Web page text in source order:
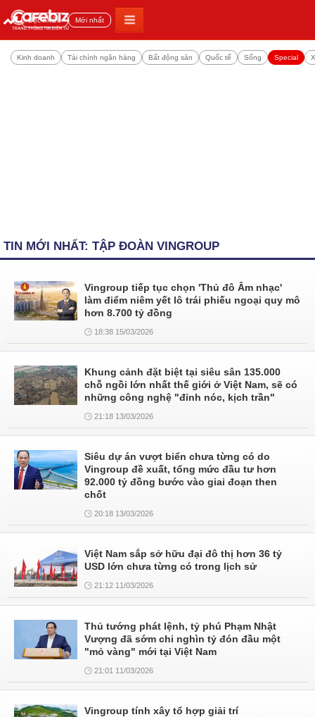
Đọc nhiều Mới nhất
Kinh doanh Tài chính ngân hàng Bất động sản Quốc tế Sống Special
TIN MỚI NHẤT: TẬP ĐOÀN VINGROUP
Vingroup tiếp tục chọn 'Thủ đô Âm nhạc'
làm điểm niêm yết lô trái phiếu ngoại quy mô
hơn 8.700 tỷ đồng
18:38 15/03/2026
Khung cảnh đặt biệt tại siêu sân 135.000
chỗ ngồi lớn nhất thế giới ở Việt Nam, sẽ có
những công nghệ "đỉnh nóc, kịch trần"
21:18 13/03/2026
Siêu dự án vượt biển chưa từng có do
Vingroup đề xuất, tổng mức đầu tư hơn
92.000 tỷ đồng bước vào giai đoạn then
chốt
20:18 13/03/2026
Việt Nam sắp sở hữu đại đô thị hơn 36 tỷ
USD lớn chưa từng có trong lịch sử
21:12 11/03/2026
Thủ tướng phát lệnh, tỷ phú Phạm Nhật
Vượng đã sớm chi nghìn tỷ đón đầu một
"mỏ vàng" mới tại Việt Nam
21:01 11/03/2026
Vingroup tính xây tổ hợp giải trí